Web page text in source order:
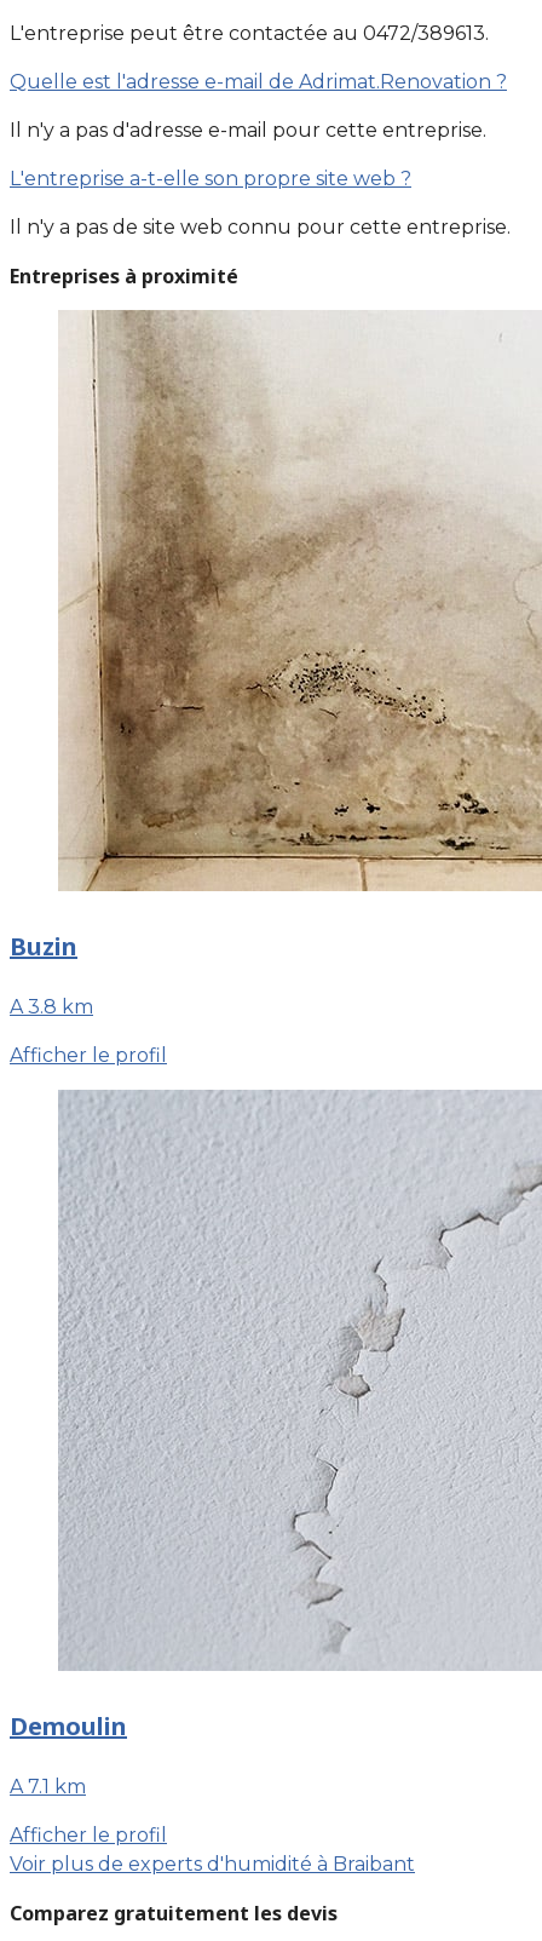
L'entreprise peut être contactée au 0472/389613.
Quelle est l'adresse e-mail de Adrimat.Renovation ?
Il n'y a pas d'adresse e-mail pour cette entreprise.
L'entreprise a-t-elle son propre site web ?
Il n'y a pas de site web connu pour cette entreprise.
Entreprises à proximité
Buzin
A 3.8 km
Afficher le profil
Demoulin
A 7.1 km
Afficher le profil
Voir plus de experts d'humidité à Braibant
Comparez gratuitement les devis